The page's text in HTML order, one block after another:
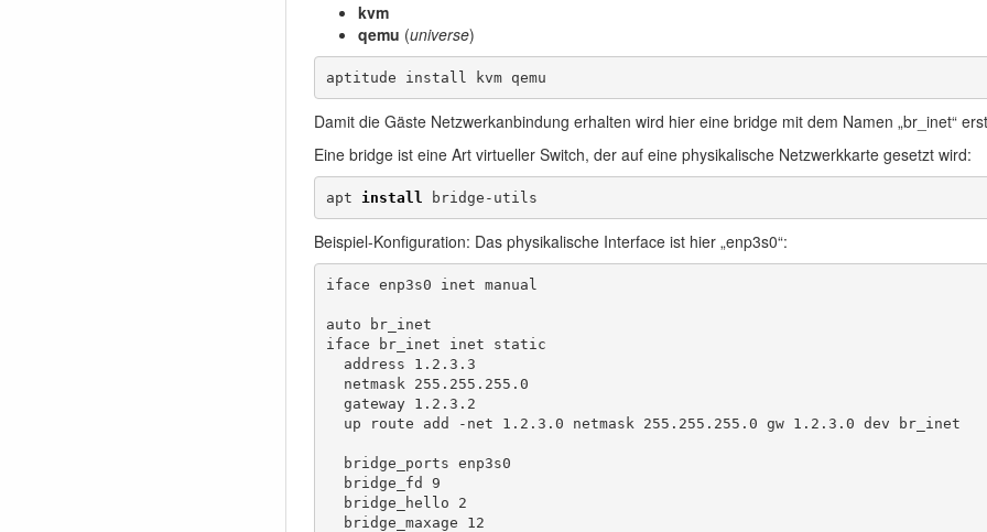
kvm
qemu (universe)
aptitude install kvm qemu
Damit die Gäste Netzwerkanbindung erhalten wird hier eine bridge mit dem Namen „br_inet“
Eine bridge ist eine Art virtueller Switch, der auf eine physikalische Netzwerkkarte gesetzt wird:
apt install bridge-utils
Beispiel-Konfiguration: Das physikalische Interface ist hier „enp3s0“:
iface enp3s0 inet manual
auto br_inet
iface br_inet inet static
  address 1.2.3.3
  netmask 255.255.255.0
  gateway 1.2.3.2
  up route add -net 1.2.3.0 netmask 255.255.255.0 gw 1.2.3.0 dev br_inet
  bridge_ports enp3s0
  bridge_fd 9
  bridge_hello 2
  bridge_maxage 12